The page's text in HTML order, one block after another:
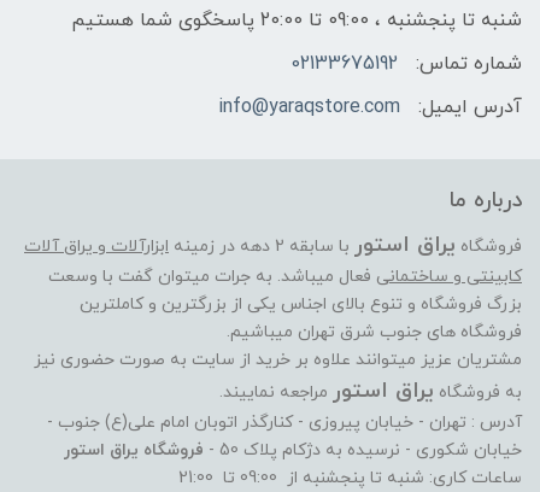
شنبه تا پنجشنبه ، 09:00 تا 20:00 پاسخگوی شما هستیم
شماره تماس:
02133675192
آدرس ایمیل:
info@yaraqstore.com
درباره ما
فروشگاه یراق استور با سابقه 2 دهه در زمینه
ابزارآلات و یراق آلات
کابینتی و ساختمانی فعال میباشد. به جرات میتوان گفت با وسعت
بزرگ فروشگاه و تنوع بالای اجناس یکی از بزرگترین و کاملترین
فروشگاه های جنوب شرق تهران میباشیم.
مشتریان عزیز میتوانند علاوه بر خرید از سایت به صورت حضوری نیز
به فروشگاه یراق استور مراجعه نماییند.
آدرس : تهران - خیابان پیروزی - کنارگذر اتوبان امام علی(ع) جنوب -
خیابان شکوری - نرسیده به دژکام پلاک 50 -
فروشگاه یراق استور
ساعات کاری: شنبه تا پنجشنبه از 09:00 تا 21:00